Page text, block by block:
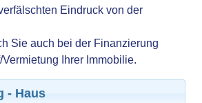
Eindruck von der
Sie auch bei der Finanzierung
Ihrer Immobilie.
- Haus